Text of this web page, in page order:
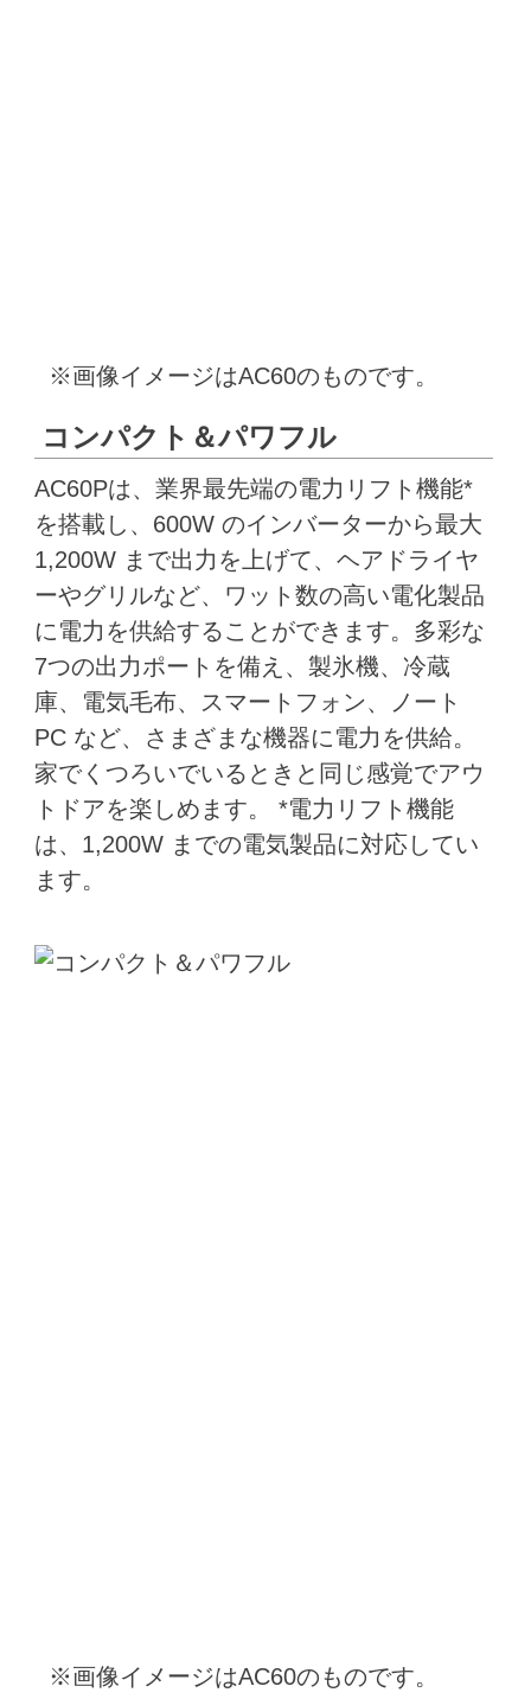
※画像イメージはAC60のものです。
コンパクト＆パワフル
AC60Pは、業界最先端の電力リフト機能*
を搭載し、600W のインバーターから最大
1,200W まで出力を上げて、ヘアドライヤ
ーやグリルなど、ワット数の高い電化製品
に電力を供給することができます。多彩な
7つの出力ポートを備え、製氷機、冷蔵
庫、電気毛布、スマートフォン、ノート
PC など、さまざまな機器に電力を供給。
家でくつろいでいるときと同じ感覚でアウ
トドアを楽しめます。 *電力リフト機能
は、1,200W までの電気製品に対応してい
ます。
※画像イメージはAC60のものです。